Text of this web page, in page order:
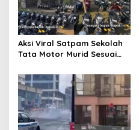
Aksi Viral Satpam Sekolah
Tata Motor Murid Sesuai